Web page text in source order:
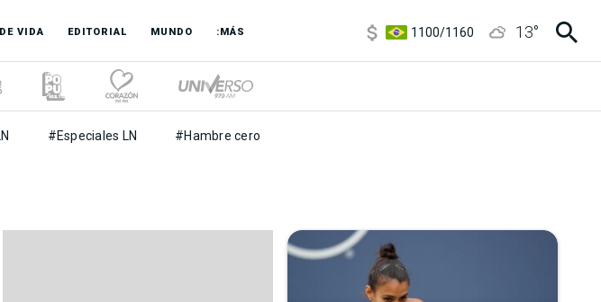
VIDA EDITORIAL MUNDO :MÁS
1100/1160
13°
#Especiales LN #Hambre cero